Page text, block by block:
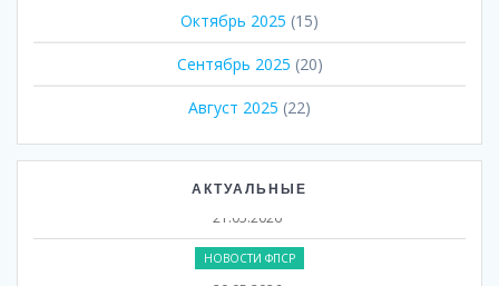
Октябрь 2025 (15)
Сентябрь 2025 (20)
Август 2025 (22)
АКТУАЛЬНЫЕ
21.05.2026
НОВОСТИ ФПСР
20.05.2026